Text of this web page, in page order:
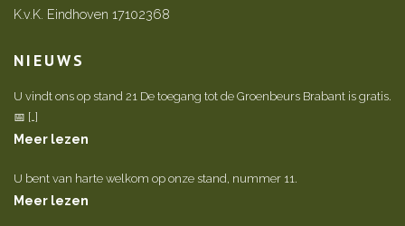
K.v.K. Eindhoven 17102368
NIEUWS
U vindt ons op stand 21 De toegang tot de Groenbeurs Brabant is gratis.
📅 […]
Meer lezen
U bent van harte welkom op onze stand, nummer 11.
Meer lezen